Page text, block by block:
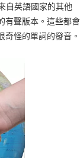
自英語國家的其他
有聲版本。這些都會
怪的單詞的發音。